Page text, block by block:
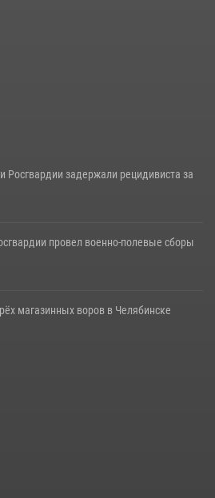
Росгвардии задержали рецидивиста за
провел военно-полевые сборы
магазинных воров в Челябинске